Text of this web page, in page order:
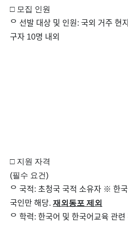
□ 모집 인원
ᄋ 선발 대상 및 인원: 국외 거주 현
구자 10명 내외
□ 지원 자격
(필수 요건)
ᄋ 국적: 초청국 국적 소유자 ※ 한
국인만 해당. 재외동포 제외
ᄋ 학력: 한국어 및 한국어교육 관